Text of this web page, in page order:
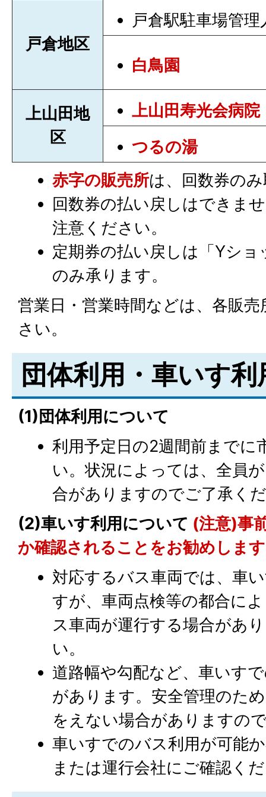
戸倉地区
戸倉駅駐車場管理
白鳥園
上山田地
区
上山田寿光会病院
つるの湯
赤字の販売所は、回数券の
回数券の払い戻しはできま
注意ください。
定期券の払い戻しは「Yシ
のみ承ります。
営業日・営業時間などは、各販
さい。
団体利用・車いす
(1)団体利用について
利用予定日の2週間前までに
い。状況によっては、全員
合がありますのでご了承く
(2)車いす利用について (注意)事
か確認されることをお勧めします
対応するバス車両では、車
すが、車両点検等の都合に
ス車両が運行する場合があ
い。
道路幅や勾配など、車いす
があります。安全管理のた
をえない場合がありますの
車いすでのバス利用が可能
または運行会社にご確認く